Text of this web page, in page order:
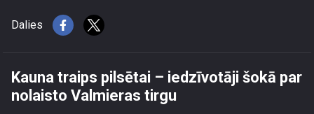
Dalies
Kauna traips pilsētai – iedzīvotāji šokā par
nolaisto Valmieras tirgu